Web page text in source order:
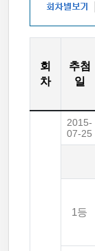
회
차
추첨
일
2015-
07-25
1등